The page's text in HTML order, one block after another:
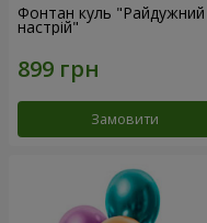
Фонтан куль "Райдужний
настрій"
Замовити